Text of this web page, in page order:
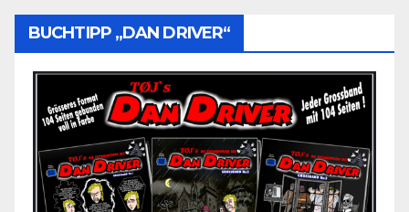
BUCHTIPP „DAN DRIVER“